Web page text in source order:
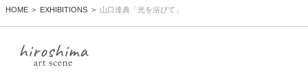
HOME EXHIBITIONS 山口達典「光を浴びて」